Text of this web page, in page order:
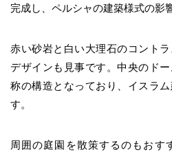
完成し、ペルシャの建築様式の影
赤い砂岩と白い大理石のコント
デザインも見事です。中央のド
称の構造となっており、イスラ
す。
周囲の庭園を散策するのもおす